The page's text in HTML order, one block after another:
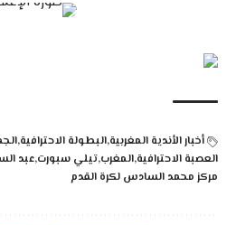
أخبار الأندية المغربيةالبطولة الاحترافيةالجمع
العصبة الاحترافيةالمغربتيلي سبورتعبد
مركز محمد السادس لكرة القدم